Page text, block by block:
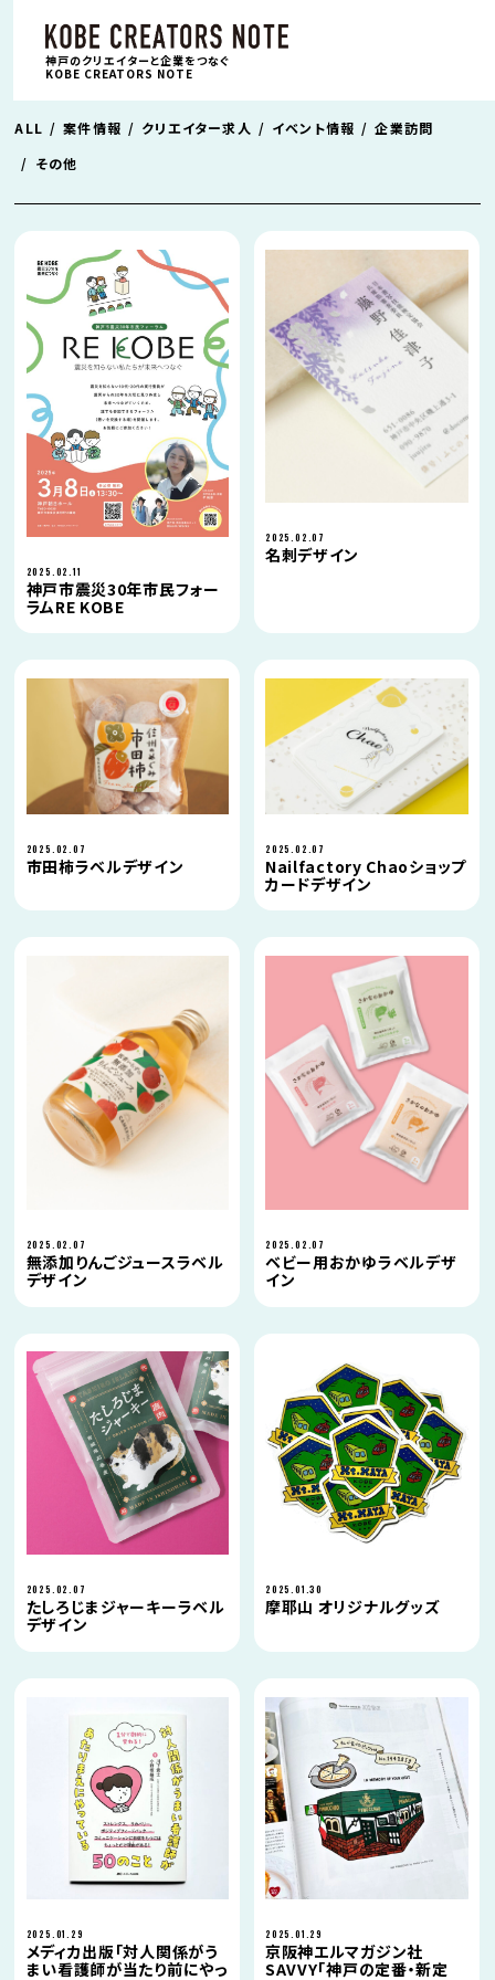
神戸のクリエイターと企業をつなぐ
KOBE CREATORS NOTE
ALL 案件情報 クリエイター求人 イベント情報
企業訪問
その他
2025.02.11
神戸市震災30年市民フォー
ラムRE KOBE
2025.02.07
名刺デザイン
2025.02.07
市田柿ラベルデザイン
2025.02.07
Nailfactory Chaoショップ
カードデザイン
2025.02.07
無添加りんごジュースラベル
デザイン
2025.02.07
ベビー用おかゆラベルデザ
イン
2025.02.07
たしろじまジャーキーラベル
デザイン
2025.01.30
摩耶山 オリジナルグッズ
2025.01.29
メディカ出版「対人関係がう
まい看護師が当たり前にやっ
2025.01.29
京阪神エルマガジン社
SAVVY「神戸の定番・新定